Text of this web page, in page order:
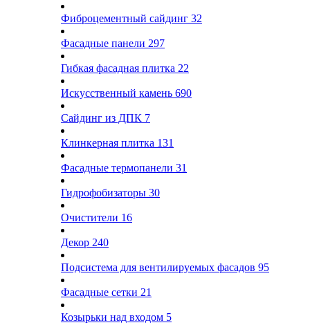
Фиброцементный сайдинг 32
Фасадные панели 297
Гибкая фасадная плитка 22
Искусственный камень 690
Сайдинг из ДПК 7
Клинкерная плитка 131
Фасадные термопанели 31
Гидрофобизаторы 30
Очистители 16
Декор 240
Подсистема для вентилируемых фасадов 95
Фасадные сетки 21
Козырьки над входом 5